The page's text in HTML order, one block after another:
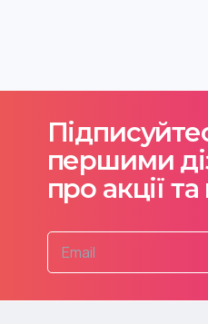
першими
про акції